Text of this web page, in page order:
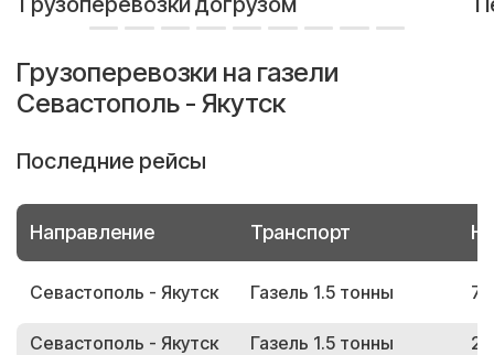
Грузоперевозки на газели
Севастополь - Якутск
Последние рейсы
Направление Транспорт
Севастополь - Якутск Газель 1.5 тонны
Севастополь - Якутск Газель 1.5 тонны